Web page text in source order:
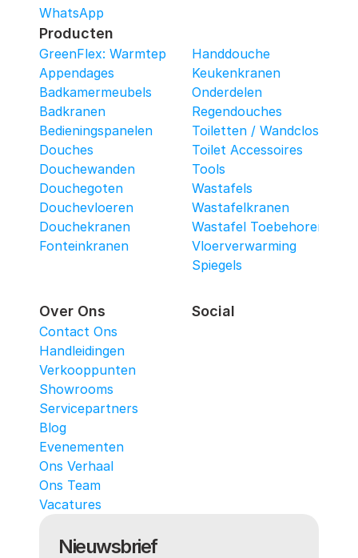
WhatsApp
Producten
GreenFlex: Warmtepomop-Box
Appendages
Badkamermeubels
Badkranen
Bedieningspanelen
Douches
Douchewanden
Douchegoten
Douchevloeren
Douchekranen
Fonteinkranen
Handdouche
Keukenkranen
Onderdelen
Regendouches
Toiletten / Wandcloset
Toilet Accessoires
Tools
Wastafels
Wastafelkranen
Wastafel Toebehoren
Vloerverwarming
Spiegels
Over Ons
Contact Ons
Handleidingen
Verkooppunten
Showrooms
Servicepartners
Blog
Evenementen
Ons Verhaal
Ons Team
Vacatures
Social
Nieuwsbrief